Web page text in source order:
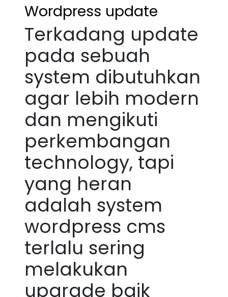
Wordpress update
Terkadang update
pada sebuah
system dibutuhkan
agar lebih modern
dan mengikuti
perkembangan
technology, tapi
yang heran
adalah system
wordpress cms
terlalu sering
melakukan
upgrade baik